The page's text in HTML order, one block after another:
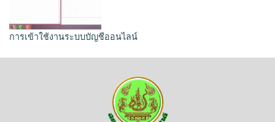
การเข้าใช้งานระบบบัญชีออนไลน์